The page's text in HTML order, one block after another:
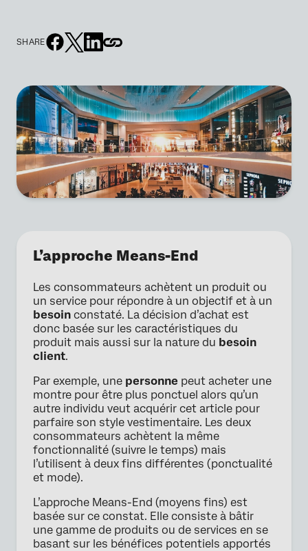
SHARE
L’approche Means-End
Les consommateurs achètent un produit ou
un service pour répondre à un objectif et à un
besoin constaté. La décision d’achat est
donc basée sur les caractéristiques du
produit mais aussi sur la nature du besoin
client.
Par exemple, une personne peut acheter une
montre pour être plus ponctuel alors qu’un
autre individu veut acquérir cet article pour
parfaire son style vestimentaire. Les deux
consommateurs achètent la même
fonctionnalité (suivre le temps) mais
l’utilisent à deux fins différentes (ponctualité
et mode).
L’approche Means-End (moyens fins) est
basée sur ce constat. Elle consiste à bâtir
une gamme de produits ou de services en se
basant sur les bénéfices potentiels apportés